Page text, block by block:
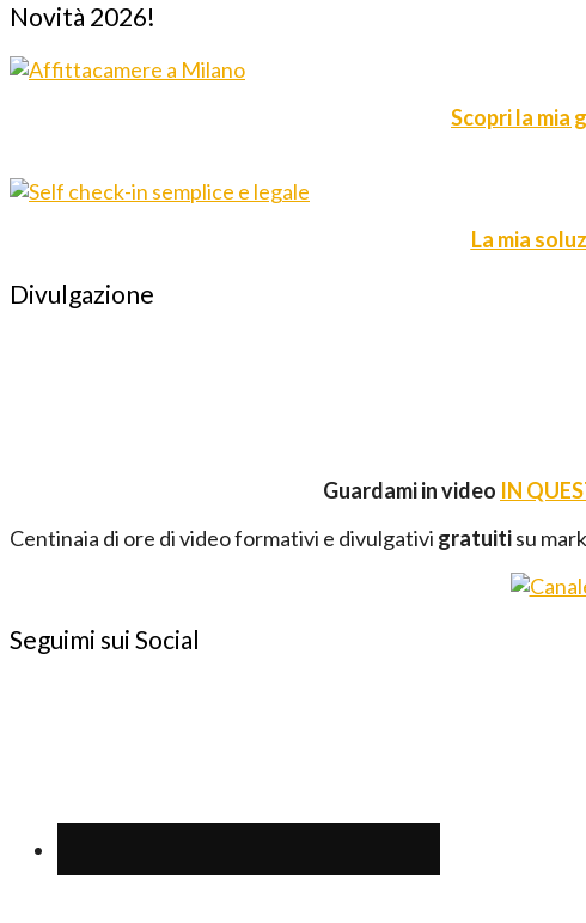
Novità 2026!
Scopri la mia
La mia
Divulgazione
Guardami in video IN
Centinaia di ore di video formativi e divulgativi gratuitisu
Seguimi sui Social